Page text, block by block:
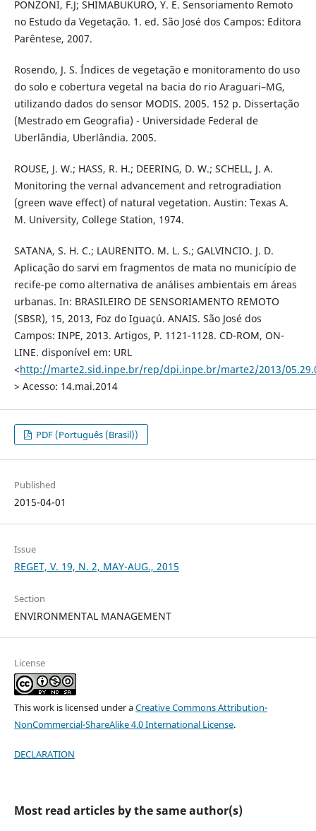
PONZONI, F.J; SHIMABUKURO, Y. E. Sensoriamento Remoto
no Estudo da Vegetação. 1. ed. São José dos Campos: Editora
Parêntese, 2007.
Rosendo, J. S. Índices de vegetação e monitoramento do uso
do solo e cobertura vegetal na bacia do rio Araguari–MG,
utilizando dados do sensor MODIS. 2005. 152 p. Dissertação
(Mestrado em Geografia) - Universidade Federal de
Uberlândia, Uberlândia. 2005.
ROUSE, J. W.; HASS, R. H.; DEERING, D. W.; SCHELL, J. A.
Monitoring the vernal advancement and retrogradiation
(green wave effect) of natural vegetation. Austin: Texas A.
M. University, College Station, 1974.
SATANA, S. H. C.; LAURENITO. M. L. S.; GALVINCIO. J. D.
Aplicação do sarvi em fragmentos de mata no município de
recife-pe como alternativa de análises ambientais em áreas
urbanas. In: BRASILEIRO DE SENSORIAMENTO REMOTO
(SBSR), 15, 2013, Foz do Iguaçú. ANAIS. São José dos
Campos: INPE, 2013. Artigos, P. 1121-1128. CD-ROM, ON-
LINE. disponível em: URL
<http://marte2.sid.inpe.br/rep/dpi.inpe.br/marte2/2013/
> Acesso: 14.mai.2014
PDF (Português (Brasil))
Published
2015-04-01
Issue
REGET, V. 19, N. 2, MAY-AUG., 2015
Section
ENVIRONMENTAL MANAGEMENT
License
This work is licensed under aCreative Commons Attribution-
NonCommercial-ShareAlike 4.0 International License.
DECLARATION
Most read articles by the same author(s)